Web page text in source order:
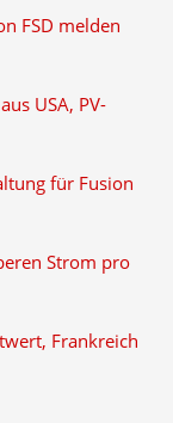
FSD melden
USA, PV-
für Fusion
Strom pro
Frankreich